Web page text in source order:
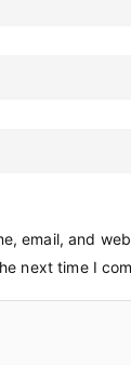
email, and
next time I